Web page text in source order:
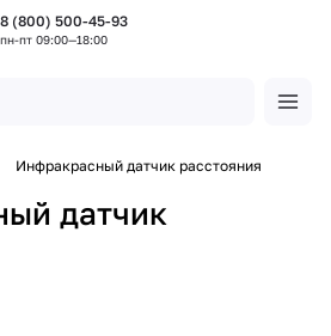
8 (800) 500-45-93
пн-пт 09:00—18:00
Инфракрасный датчик расстояния
датчик